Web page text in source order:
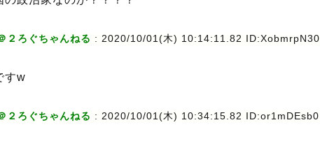
２ろぐちゃんねる : 2020/10/01(木) 10:14:11.82 ID:XobmrpN30
すw
２ろぐちゃんねる : 2020/10/01(木) 10:34:15.82 ID:or1mDEsb0